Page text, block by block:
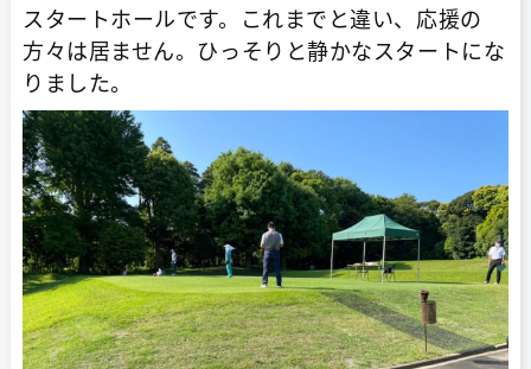
スタートホールです。これまでと違い、応援の
方々は居ません。ひっそりと静かなスタートにな
りました。